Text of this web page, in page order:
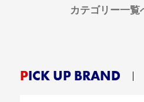
お買い物を続ける
カテゴリー一覧
PICK UP BRAND